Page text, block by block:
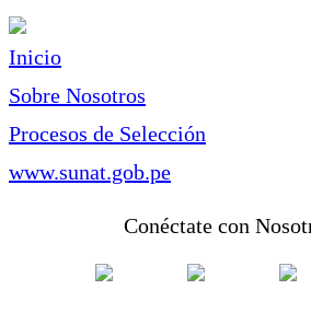
Inicio
Sobre Nosotros
Procesos de Selección
www.sunat.gob.pe
Conéctate con